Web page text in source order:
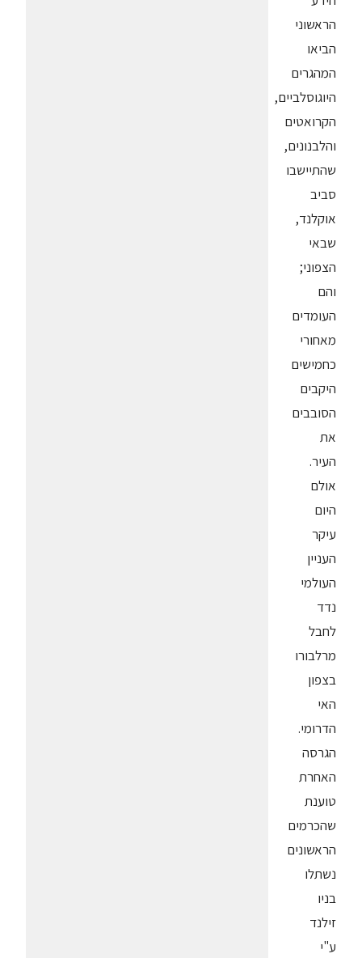
הראשוני
הביאו
המהגרים
היוגוסלביים,
הקרואטים
והלבנונים,
שהתיישבו
סביב
אוקלנד,
שבאי
הצפוני;
והם
העומדים
מאחורי
כחמישים
היקבים
הסובבים
את
העיר.
אולם
היום
עיקר
העניין
העולמי
נדד
לחבל
מרלבורו
בצפון
האי
הדרומי.
הגרסה
האחרת
טוענת
שהכרמים
הראשונים
נשתלו
בניו
זילנד
ע"י